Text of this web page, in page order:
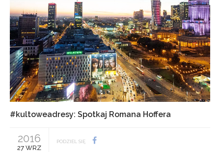
#kultoweadresy: Spotkaj Romana Hoffera
2016
27 WRZ
PODZIEL SIĘ